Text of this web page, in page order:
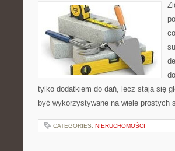
tylko dodatkiem do dań, lecz stają się
być wykorzystywane na wiele
CATEGORIES: NIERUCHOMOŚCI